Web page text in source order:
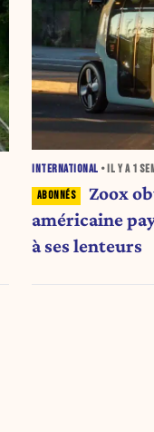
INTERNATIONAL • IL Y A 1
Zoox
américaine
à ses lenteurs